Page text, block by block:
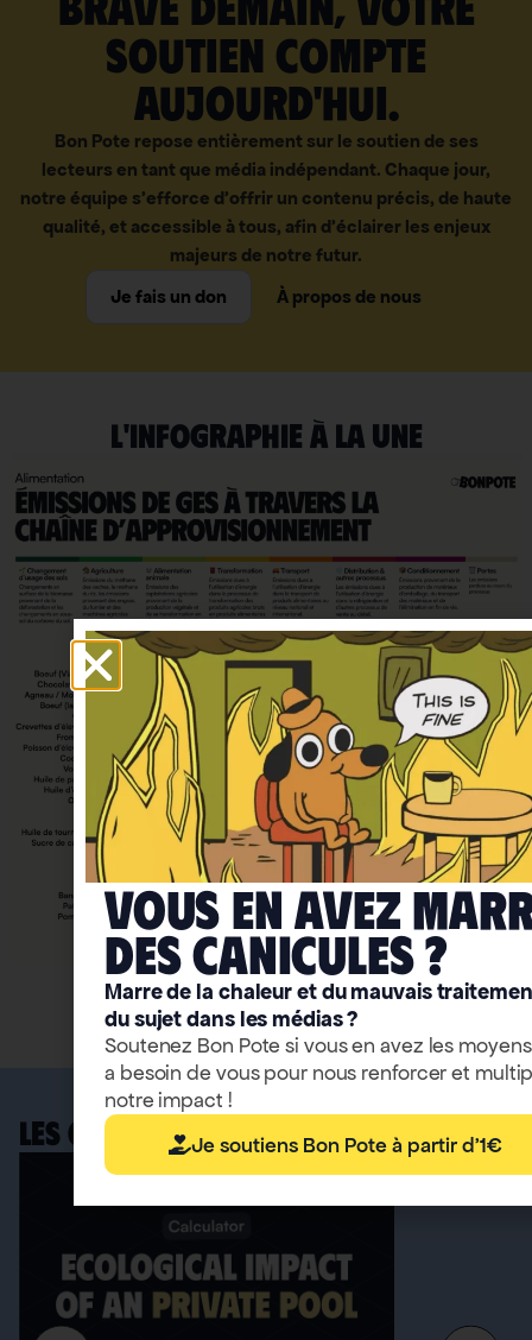
soutien compte
aujourd'hui.
Bon Pote repose entièrement sur le soutien de ses
lecteurs en tant que média indépendant. Chaque jour,
notre équipe s’efforce d’offrir un contenu précis, de haute
qualité, et accessible à tous, afin d’éclairer les enjeux
majeurs de notre futur.
À propos de nous
Je fais un don
L'INFOGRAPHIE À LA UNE
Accéder aux infographies
LES OUTILS BONPOTE
Vous en avez
deS caniculeS ?
Marre de la chaleur et du mauvais
du sujet dans les médias ?
Soutenez Bon Pote si vous en avez les
a besoin de vous pour nous renforcer et
notre impact !
Je soutiens Bon Pote à partir d'1€